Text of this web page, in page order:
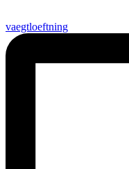
vaegtloeftning